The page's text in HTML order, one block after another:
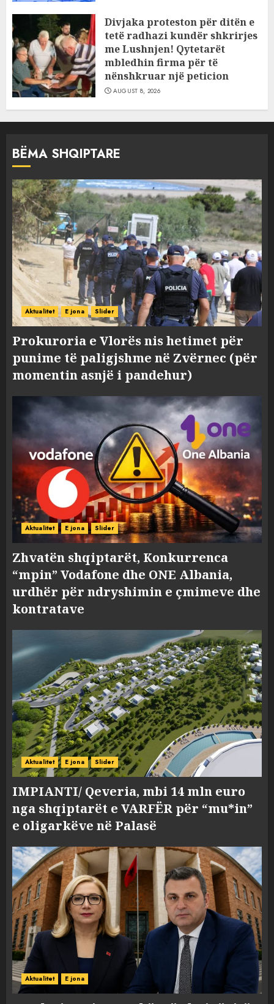
Divjaka proteston për ditën e
tetë radhazi kundër shkrirjes
me Lushnjen! Qytetarët
mbledhin firma për të
nënshkruar një peticion
AUGUST 8, 2026
BËMA SHQIPTARE
Aktualitet E jona Slider
Prokuroria e Vlorës nis hetimet për
punime të paligjshme në Zvërnec (për
momentin asnjë i pandehur)
Aktualitet E jona Slider
Zhvatën shqiptarët, Konkurrenca
“mpin” Vodafone dhe ONE Albania,
urdhër për ndryshimin e çmimeve dhe
kontratave
Aktualitet E jona Slider
IMPIANTI/ Qeveria, mbi 14 mln euro
nga shqiptarët e VARFËR për “mu*in”
e oligarkëve në Palasë
Aktualitet E jona